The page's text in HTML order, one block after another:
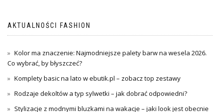
AKTUALNOŚCI FASHION
Kolor ma znaczenie: Najmodniejsze palety barw na wesela 2026.
Co wybrać, by błyszczeć?
Komplety basic na lato w ebutik.pl – zobacz top zestawy
Rodzaje dekoltów a typ sylwetki – jak dobrać odpowiedni?
Stylizacje z modnymi bluzkami na wakacje – jaki look jest obecnie